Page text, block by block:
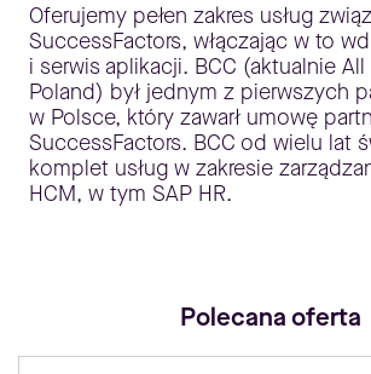
Oferujemy pełen zakres usług
SuccessFactors, włączając w to
i serwis aplikacji. BCC (aktualnie
Poland) był jednym z pierwszych
w Polsce, który zawarł umowę
SuccessFactors. BCC od wielu lat
komplet usług w zakresie
HCM, w tym SAP HR.
Polecana oferta